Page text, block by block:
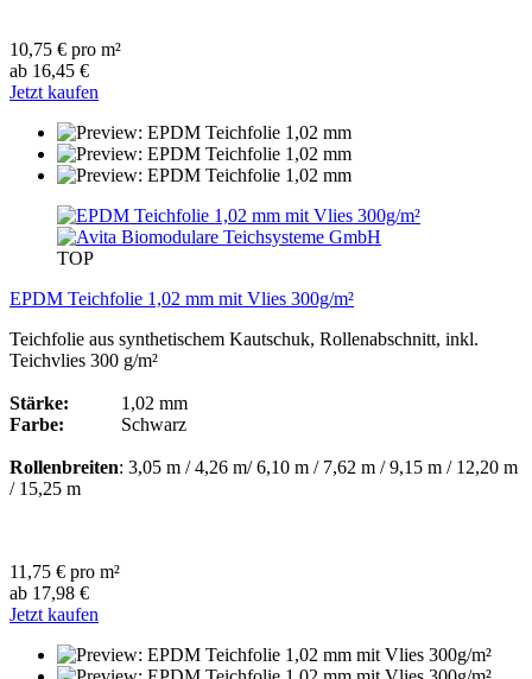
10,75 € pro m²
ab 16,45 €
Jetzt kaufen
TOP
EPDM Teichfolie 1,02 mm mit Vlies 300g/m²
Teichfolie aus synthetischem Kautschuk, Rollenabschnitt, inkl.
Teichvlies 300 g/m²
Stärke: 1,02 mm
Farbe:
Schwarz
Rollenbreiten: 3,05 m / 4,26 m/ 6,10 m / 7,62 m / 9,15 m / 12,20 m
/ 15,25 m
11,75 € pro m²
ab 17,98 €
Jetzt kaufen